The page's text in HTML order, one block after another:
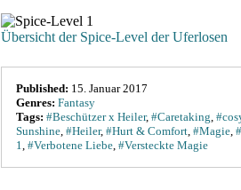
Übersicht der Spice-Level der Uferlosen
Published: 15. Januar 2017
Genres: Fantasy
Tags: #Beschützer x Heiler,#Caretaking,
Sunshine,#Heiler,#Hurt & Comfort,#Magie,
1,#Verbotene Liebe,#Versteckte Magie